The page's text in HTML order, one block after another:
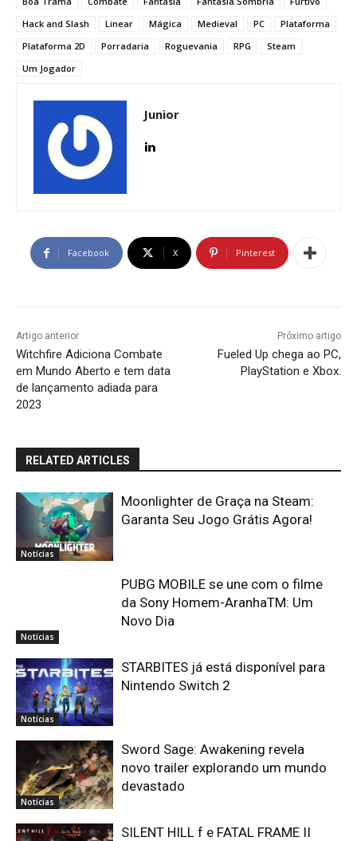
Hack and Slash
Linear Mágica Medieval PC
Plataforma
Plataforma 2D
Porradaria Roguevania RPG
Steam
Um Jogador
Junior
Facebook X Pinterest
Artigo anterior
Witchfire Adiciona Combate
em Mundo Aberto e tem data
de lançamento adiada para
2023
Próximo artigo
Fueled Up chega ao PC,
PlayStation e Xbox.
RELATED ARTICLES
Notícias
Moonlighter de Graça na Steam:
Garanta Seu Jogo Grátis Agora!
Notícias
PUBG MOBILE se une com o filme
da Sony Homem-AranhaTM: Um
Novo Dia
Notícias
STARBITES já está disponível para
Nintendo Switch 2
Notícias
Sword Sage: Awakening revela
novo trailer explorando um mundo
devastado
SILENT HILL f e FATAL FRAME II